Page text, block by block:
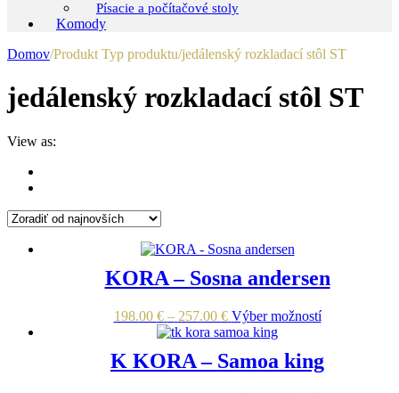
Písacie a počítačové stoly
Komody
Domov/Produkt Typ produktu/jedálenský rozkladací stôl ST
jedálenský rozkladací stôl ST
View as:
KORA – Sosna andersen
198.00 € – 257.00 €Price
range:
through
Výber možnostíTento
viacero
K KORA – Samoa king